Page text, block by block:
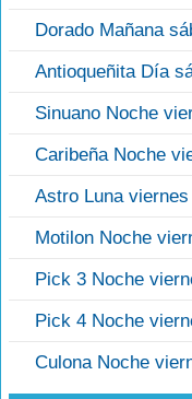
Dorado Mañana
Antioqueñita Día
Sinuano Noche
Caribeña Noche
Astro Luna
Motilon Noche
Pick 3 Noche
Pick 4 Noche
Culona Noche